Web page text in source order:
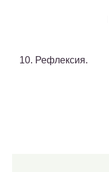
10. Рефлексия.